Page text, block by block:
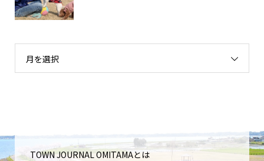
月を選択
TOWN JOURNAL OMITAMAとは